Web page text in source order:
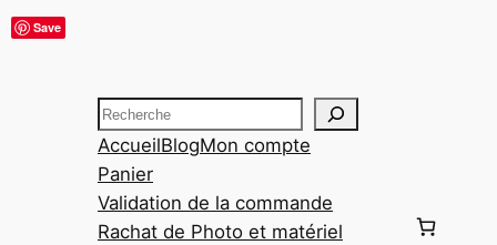
Aller
Recherche
AccueilBlogMon compte
Panier
Validation de la commande
Rachat de Photo et matériel
Save